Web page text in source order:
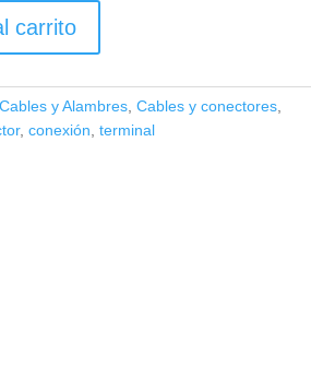
carrito
Cables y Alambres, Cables y conectores,
, conexión terminal